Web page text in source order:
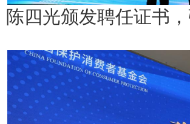
陈四光颁发聘任证书